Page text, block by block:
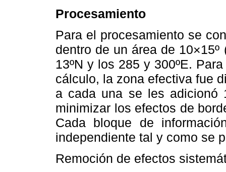
Procesamiento
Para el procesamiento se
dentro de un área de
13ºN y los 285 y 300ºE.
cálculo, la zona efectiva fue
a cada una se les adicionó
minimizar los efectos de
Cada bloque de
independiente tal y como se
Remoción de efectos